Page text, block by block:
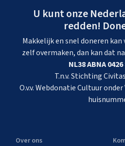
U kunt onze
redden!
Makkelijk en snel doneren kan
zelf overmaken, dan kan dat
NL38 ABNA
T.n.v. Stichting
O.v.v. Webdonatie Cultuur
Over ons